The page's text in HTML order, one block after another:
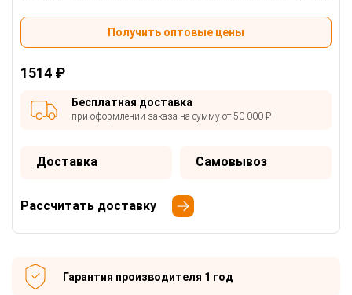
Получить оптовые цены
1514 ₽
Бесплатная доставка
при оформлении заказа на сумму от 50 000 ₽
Доставка Самовывоз
Рассчитать доставку
Гарантия производителя 1 год